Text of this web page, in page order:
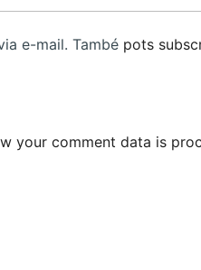
e-mail. També pots
your comment data is